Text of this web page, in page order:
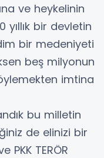
ve heykelinin
yıllık bir devletin
bir medeniyeti
beş milyonun
imtina
bu milletin
de elinizi bir
PKK TERÖR